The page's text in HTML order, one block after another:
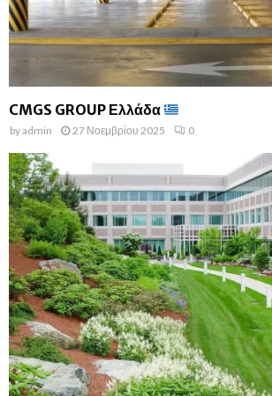
CMGS GROUP Ελλάδα
byadmin 27 Νοεμβρίου 2025 0